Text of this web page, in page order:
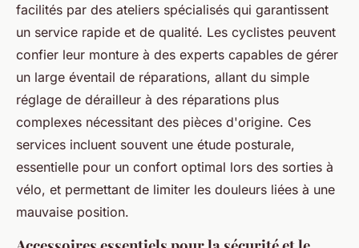
facilités par des ateliers spécialisés qui garantissent
un service rapide et de qualité. Les cyclistes peuvent
confier leur monture à des experts capables de gérer
un large éventail de réparations, allant du simple
réglage de dérailleur à des réparations plus
complexes nécessitant des pièces d'origine. Ces
services incluent souvent une étude posturale,
essentielle pour un confort optimal lors des sorties à
vélo, et permettant de limiter les douleurs liées à une
mauvaise position.